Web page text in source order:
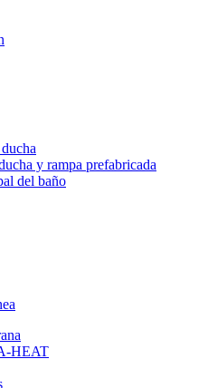
y rampa prefabricada
del baño
HEAT